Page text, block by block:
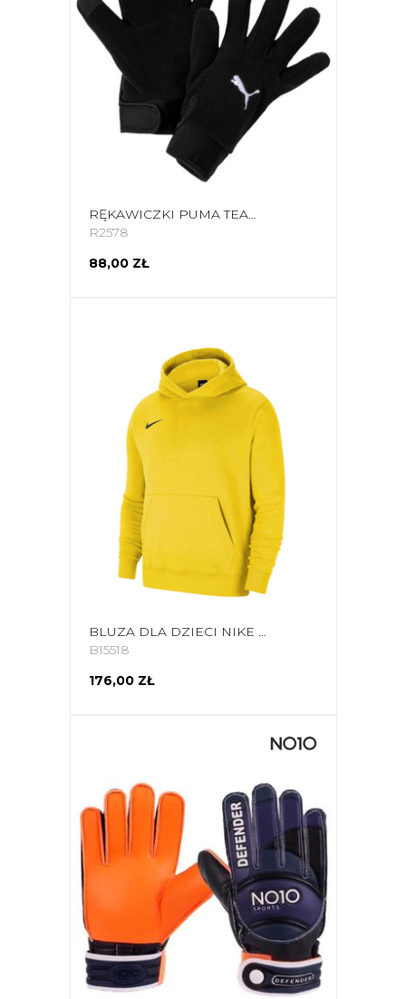
RĘKAWICZKI PUMA TEAMLIGA 21 WINTER CZARNE 41706 01
R2578
88,00 ZŁ
BLUZA DLA DZIECI NIKE PARK FLEECE PULLOVER HOODIE ŻÓŁTA CW6896 719
B15518
176,00 ZŁ